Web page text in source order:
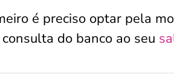
é preciso optar pela
do banco ao seu